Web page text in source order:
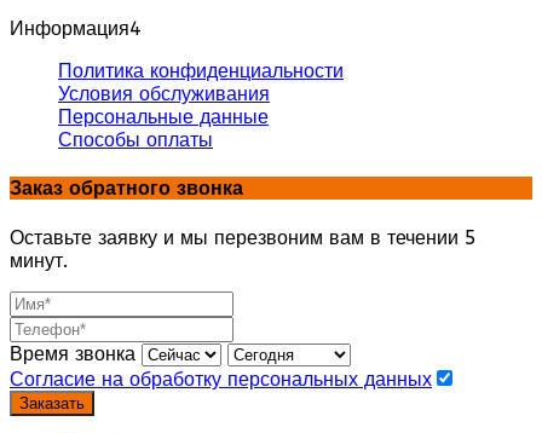
Информация4
Политика конфиденциальности
Условия обслуживания
Персональные данные
Способы оплаты
Заказ обратного звонка
Оставьте заявку и мы перезвоним вам в течении 5
минут.
Время звонка
Согласие на обработку персональных данных
Заказать